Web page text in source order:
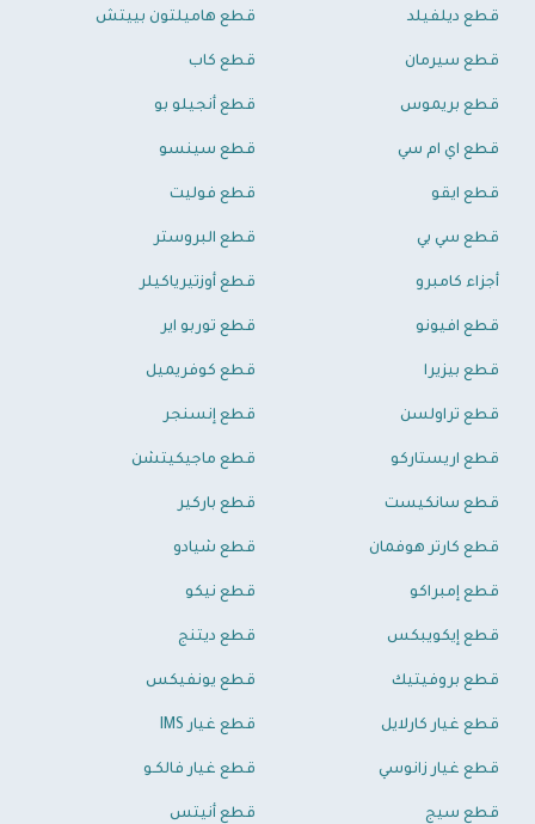
قطع ديلفيلد قطع هاميلتون بييتش
قطع سيرمان قطع كاب
قطع بريموس قطع أنجيلو بو
قطع اي ام سي قطع سينسو
قطع ايقو قطع فوليت
قطع سي بي قطع البروستر
أجزاء كامبرو قطع أوزتيرياكيلر
قطع افيونو قطع توربو اير
قطع بيزيرا قطع كوفريميل
قطع تراولسن قطع إنسنجر
قطع اريستاركو قطع ماجيكيتشن
قطع سانكيست قطع باركير
قطع كارتر هوفمان قطع شيادو
قطع إمبراكو قطع نيكو
قطع إيكويبكس قطع ديتنج
قطع بروفيتيك قطع يونفيكس
قطع غيار كارلايل قطع غيار IMS
قطع غيار زانوسي قطع غيار فالكـو
قطع سيج قطع أنيتس